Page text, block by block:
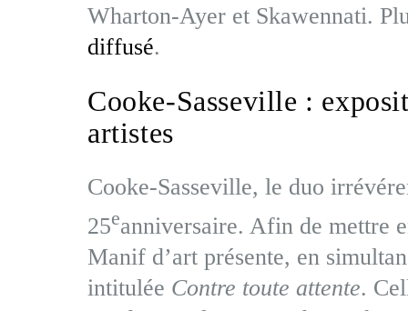
Wharton-Ayer et Skawennati.
diffusé.
Cooke-Sasseville :
artistes
Cooke-Sasseville, le duo
25eanniversaire. Afin de mettre
Manif d’art présente, en
intitulée Contre toute attente.